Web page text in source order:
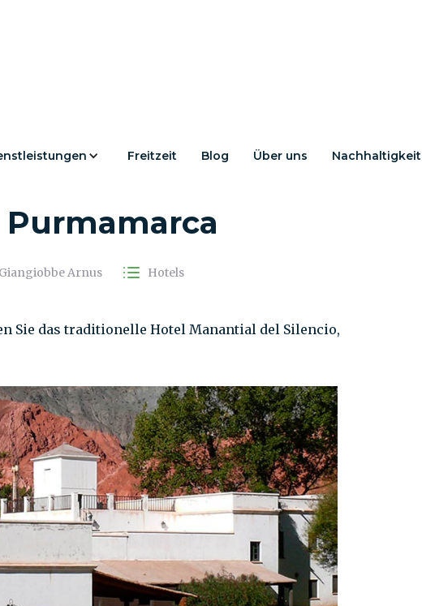
Freitzeit Blog Über uns Nachhaltigkeit
ein Juwel in
Arnus Hotels
Sie das traditionelle Hotel Manantial del Silencio,